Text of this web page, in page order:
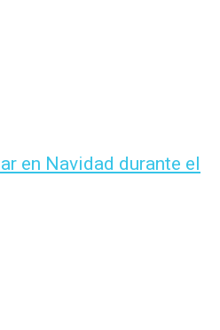
en Navidad durante el